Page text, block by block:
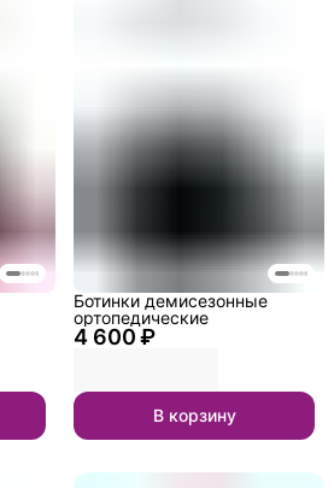
4 600 ₽
Ботинки демисезонные
ортопедические
В корзину